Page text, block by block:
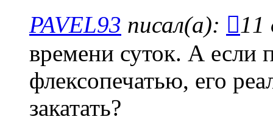
PAVEL93 писал(а):
11
времени суток. А если
флексопечатью, его
закатать?